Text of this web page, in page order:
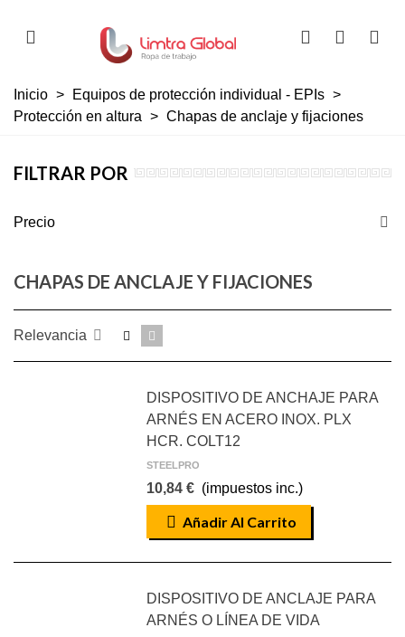
Inicio > Equipos de protección individual - EPIs >
Protección en altura > Chapas de anclaje y fijaciones
FILTRAR POR
Precio
CHAPAS DE ANCLAJE Y FIJACIONES
Relevancia
DISPOSITIVO DE ANCHAJE PARA
ARNÉS EN ACERO INOX. PLX
HCR. COLT12
STEELPRO
10,84 € (impuestos inc.)
Añadir Al Carrito
DISPOSITIVO DE ANCLAJE PARA
ARNÉS O LÍNEA DE VIDA